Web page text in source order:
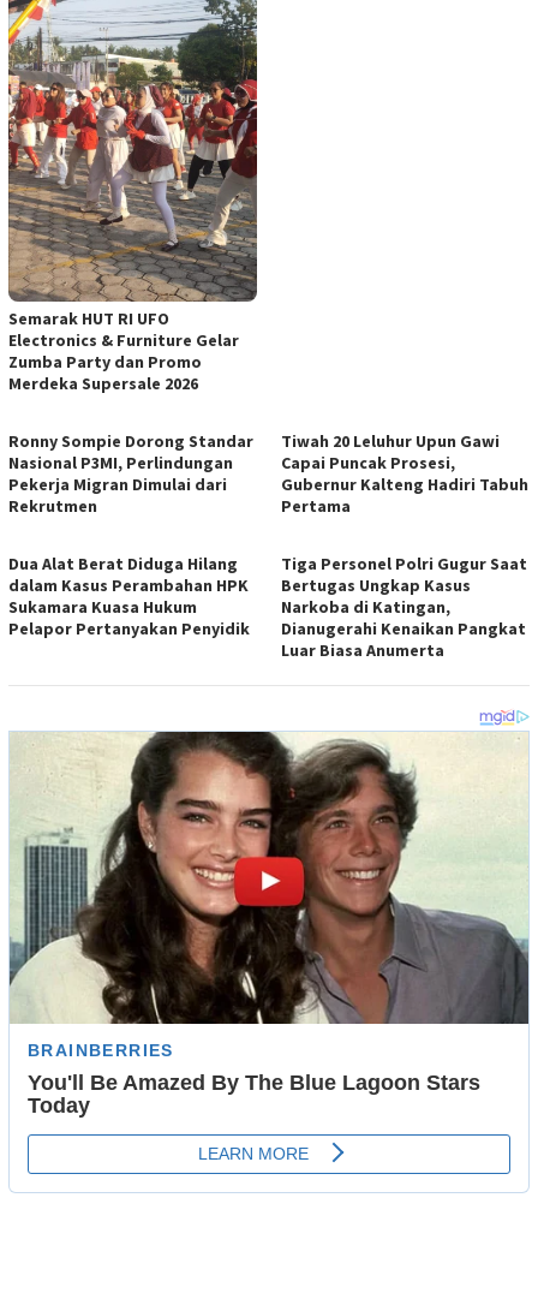
Semarak HUT RI UFO
Electronics & Furniture Gelar
Zumba Party dan Promo
Merdeka Supersale 2026
Ronny Sompie Dorong Standar
Nasional P3MI, Perlindungan
Pekerja Migran Dimulai dari
Rekrutmen
Tiwah 20 Leluhur Upun Gawi
Capai Puncak Prosesi,
Gubernur Kalteng Hadiri Tabuh
Pertama
Dua Alat Berat Diduga Hilang
dalam Kasus Perambahan HPK
Sukamara Kuasa Hukum
Pelapor Pertanyakan Penyidik
Tiga Personel Polri Gugur Saat
Bertugas Ungkap Kasus
Narkoba di Katingan,
Dianugerahi Kenaikan Pangkat
Luar Biasa Anumerta